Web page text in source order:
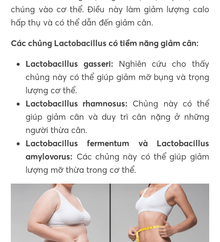
chúng vào cơ thể. Điều này làm giảm lượng calo
hấp thụ và có thể dẫn đến giảm cân.
Các chủng Lactobacillus có tiềm năng giảm cân:
Lactobacillus gasseri: Nghiên cứu cho thấy
chủng này có thể giúp giảm mỡ bụng và trọng
lượng cơ thể.
Lactobacillus rhamnosus: Chủng này có thể
giúp giảm cân và duy trì cân nặng ở những
người thừa cân.
Lactobacillus fermentum và Lactobacillus
amylovorus: Các chủng này có thể giúp giảm
lượng mỡ thừa trong cơ thể.